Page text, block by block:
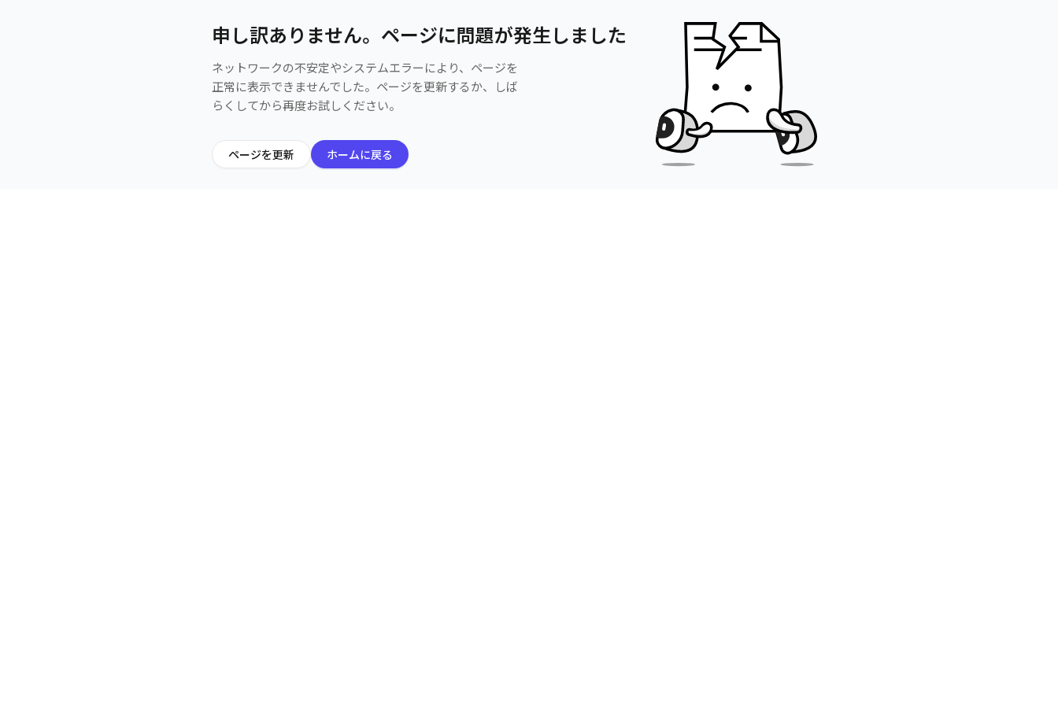
申し訳ありません。ページに問題が発生しました
ネットワークの不安定やシステムエラーにより、ページを
正常に表示できませんでした。ページを更新するか、しば
らくしてから再度お試しください。
ページを更新 ホームに戻る